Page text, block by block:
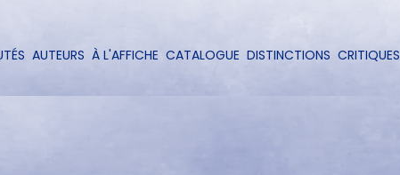
contenu
AUTEURS À L'AFFICHE CATALOGUE DISTINCTIONS CRITIQUES